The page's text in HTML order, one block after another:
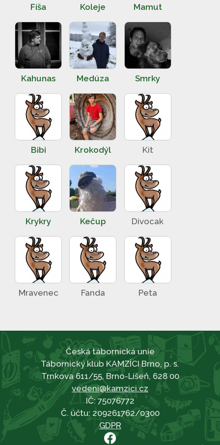
Fíša Koleje Mamut
Kahunas Medúza Smrky
Bibi Krokodýl Kit
Krykry Kečup Divocak
Mravenec Fanda Peta
Česká tábornická unie
Tábornický klub KAMZÍCI Brno, p. s.
Trnkova 611/55, Brno-Líšeň, 628 00
vedeni@kamzici.cz
IČ: 75076772
Č. účtu: 209261762/0300
GDPR